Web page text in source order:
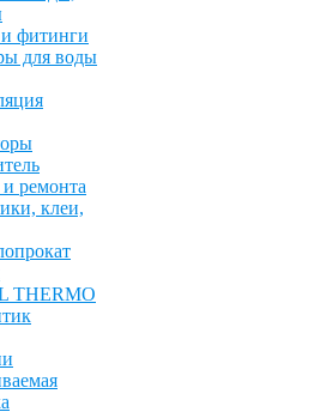
фитинги
для воды
ремонта
клеи,
THERMO